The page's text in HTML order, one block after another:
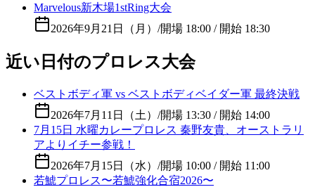
Marvelous新木場1stRing大会
2026年9月21日（月） /開場 18:00 / 開始 18:30
近い日付のプロレス大会
ベストボディ軍 vs ベストボディベイダー軍 最終決戦
2026年7月11日（土） /開場 13:30 / 開始 14:00
7月15日 水曜カレープロレス 秦野友貴、オーストラリ
アよりイチー参戦！
2026年7月15日（水） /開場 10:00 / 開始 11:00
若鯱プロレス〜若鯱強化合宿2026〜